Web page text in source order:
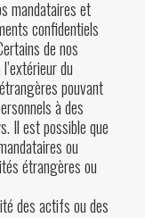
mandataires et
confidentiels
de nos
du
pouvant
à des
Il est possible que
ou
étrangères ou
des actifs ou des